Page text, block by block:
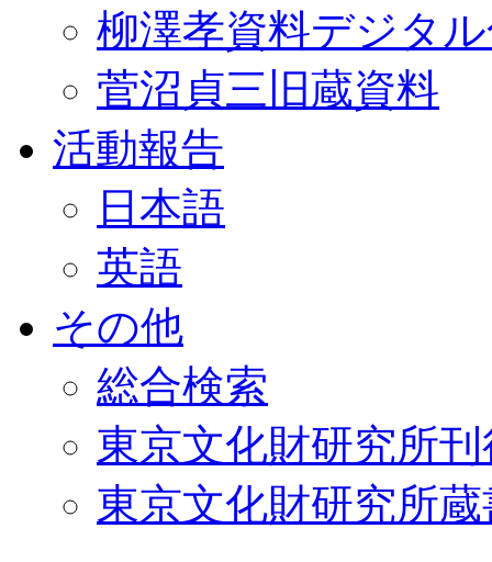
柳澤孝資料デジタ
菅沼貞三旧蔵資料
活動報告
日本語
英語
その他
総合検索
東京文化財研究所
東京文化財研究所